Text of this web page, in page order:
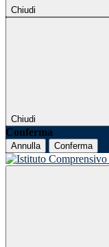
Chiudi
Chiudi
Conferma
Annulla Conferma